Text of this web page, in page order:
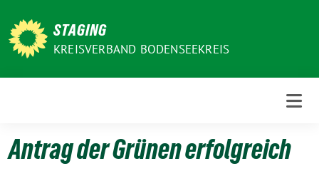
zum
Inhalt
STAGING
KREISVERBAND BODENSEEKREIS
Antrag der Grünen erfolgreich